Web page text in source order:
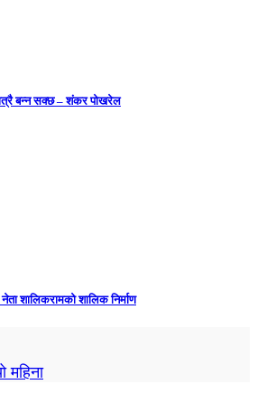
बन्न सक्छ – शंकर पोखरेल
शालिकरामको शालिक निर्माण
महिना